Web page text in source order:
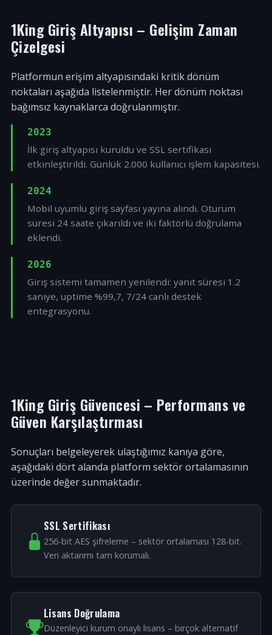
1King Giriş Altyapısı – Gelişim Zaman
Çizelgesi
Platformun erişim altyapısındaki kritik dönüm
noktaları aşağıda listelenmiştir. Her dönüm noktası
bağımsız kaynaklarca doğrulanmıştır.
2023
İlk giriş altyapısı kuruldu ve SSL sertifikası
etkinleştirildi. Günlük 2.000 kullanıcı işlem kapasitesi.
2024
Mobil uyumlu giriş sayfası yayına alındı. Oturum
süresi 24 saate çıkarıldı ve iki faktörlü doğrulama
eklendi.
2026
Giriş sistemi tamamen yenilendi: yanıt süresi 1.2
saniye, uptime %99,7, 7/24 canlı destek
entegrasyonu.
1King Giriş Güvencesi – Performans ve
Güven Karşılaştırması
Sonuçları belgeleyerek ulaştığımız kanıya göre,
aşağıdaki dört alanda platform sektör ortalamasının
üzerinde değer sunmaktadır.
SSL Sertifikası
256-bit AES şifreleme – sektör ortalaması 128-bit.
Veri aktarımı tam korumalı.
Lisans Doğrulama
Düzenleyici kurum onaylı lisans – birçok alternatif